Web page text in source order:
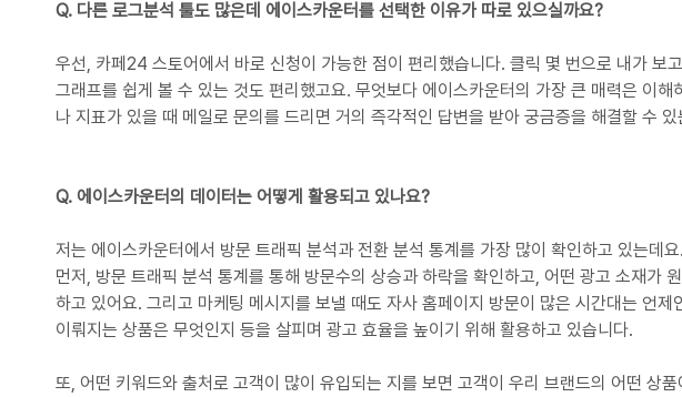
Q. 다른 로그분석 툴도 많은데 에이스카운터를 선택한 이유가 따로 있으실까요?
우선, 카페24 스토어에서 바로 신청이 가능한 점이 편리했습니다. 클릭 몇 번으로 내가 보
그래프를 쉽게 볼 수 있는 것도 편리했고요. 무엇보다 에이스카운터의 가장 큰 매력은 이해
나 지표가 있을 때 메일로 문의를 드리면 거의 즉각적인 답변을 받아 궁금증을 해결할 수
Q. 에이스카운터의 데이터는 어떻게 활용되고 있나요?
저는 에이스카운터에서 방문 트래픽 분석과 전환 분석 통계를 가장 많이 확인하고 있는데요.
먼저, 방문 트래픽 분석 통계를 통해 방문수의 상승과 하락을 확인하고, 어떤 광고 소재가
하고 있어요. 그리고 마케팅 메시지를 보낼 때도 자사 홈페이지 방문이 많은 시간대는 언제
이뤄지는 상품은 무엇인지 등을 살피며 광고 효율을 높이기 위해 활용하고 있습니다.
또, 어떤 키워드와 출처로 고객이 많이 유입되는 지를 보면 고객이 우리 브랜드의 어떤 상